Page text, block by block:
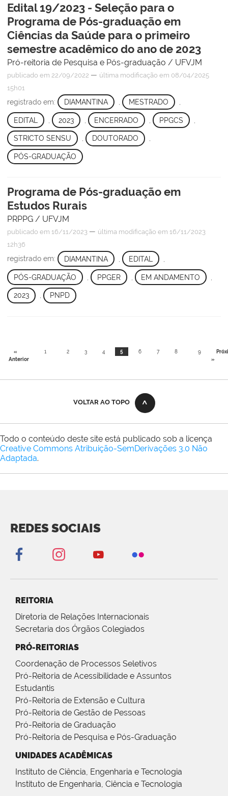
Edital 19/2023 - Seleção para o
Programa de Pós-graduação em
Ciências da Saúde para o primeiro
semestre acadêmico do ano de 2023
Pró-reitoria de Pesquisa e Pós-graduação / UFVJM
publicado em 22/09/2022 — última modificação em 08/04/2025
15h01
registrado em: DIAMANTINA MESTRADO
EDITAL 2023 ENCERRADO , PPGCS
STRICTO SENSU , DOUTORADO ,
PÓS-GRADUAÇÃO
Programa de Pós-graduação em
Estudos Rurais
PRPPG / UFVJM
publicado em 16/11/2023 — última modificação em 16/11/2023
12h36
registrado em: DIAMANTINA EDITAL
PÓS-GRADUAÇÃO PPGER EM ANDAMENTO
2023 , PNPD
«
Anterior
1 2 3 4 5 6 7 8 9
»
VOLTAR AO TOPO
Todo o conteúdo deste site está publicado sob a licença
Creative Commons Atribuição-SemDerivações 3.0 Não
Adaptada.
REDES SOCIAIS
REITORIA
Diretoria de Relações Internacionais
Secretaria dos Órgãos Colegiados
PRÓ-REITORIAS
Coordenação de Processos Seletivos
Pró-Reitoria de Acessibilidade e Assuntos
Estudantis
Pró-Reitoria de Extensão e Cultura
Pró-Reitoria de Gestão de Pessoas
Pró-Reitoria de Graduação
Pró-Reitoria de Pesquisa e Pós-Graduação
UNIDADES ACADÊMICAS
Instituto de Ciência, Engenharia e Tecnologia
Instituto de Engenharia, Ciência e Tecnologia